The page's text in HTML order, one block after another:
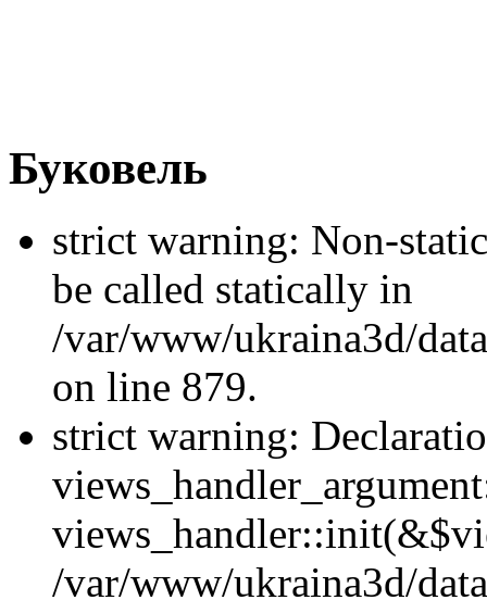
Буковель
strict warning: Non-
be called statically in
/var/www/ukraina3d/
on line 879.
strict warning:
/var/www/ukraina3d/